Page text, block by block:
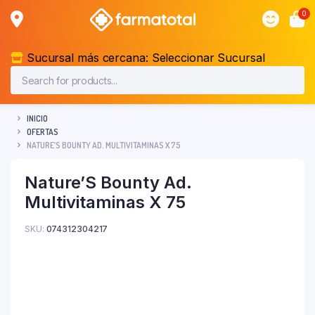
0
Sucursal más cercana: Seleccionar Sucursal
INICIO
OFERTAS
NATURE’S BOUNTY AD. MULTIVITAMINAS X 75
Nature’S Bounty Ad.
Multivitaminas X 75
SKU: 074312304217